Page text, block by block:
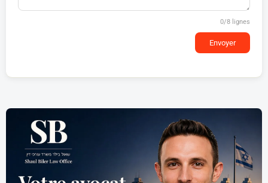
0/8 lignes
Envoyer